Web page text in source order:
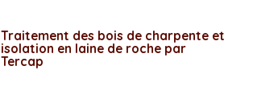
Traitement des bois de charpente et
isolation en laine de roche par
Tercap